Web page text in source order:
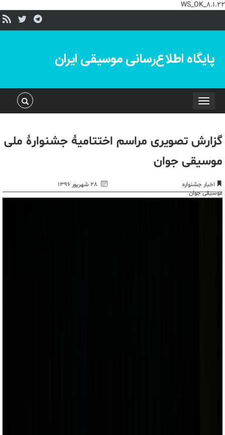
WS_OK_8.1.22
پایگاه اطلاع‌رسانی موسیقی ایران
Toggle
navigation
گزارش تصویری مراسم اختتامیۀ جشنوارۀ ملی
موسیقی جوان
اخبار جشنواره
موسیقی جوان
۲۸ شهریور ۱۳۹۶